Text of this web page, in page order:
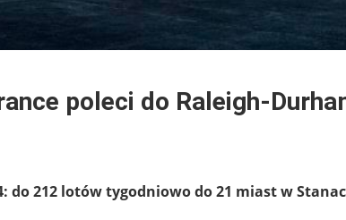
poleci do Raleigh-
do 212 lotów tygodniowo do 21 miast w